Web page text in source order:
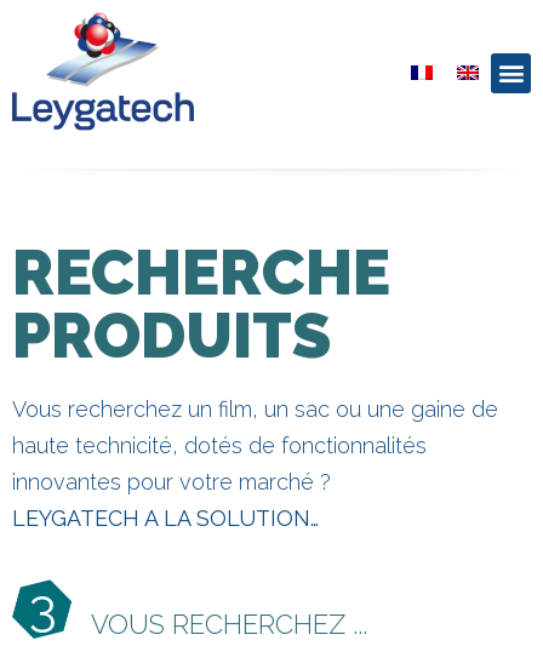
RECHERCHE
PRODUITS
Vous recherchez un film, un sac ou une gaine de
haute technicité, dotés de fonctionnalités
innovantes pour votre marché ?
LEYGATECH A LA SOLUTION…
3 VOUS RECHERCHEZ ...